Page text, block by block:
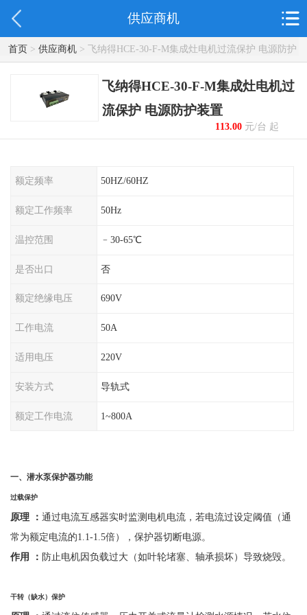
供应商机
首页> 供应商机> 飞纳得HCE-30-F-M集成灶电机过流保护 电源防护
装置
飞纳得HCE-30-F-M集成灶电机过
流保护 电源防护装置
113.00元/台 起
额定频率 50HZ/60HZ
额定工作频率 50Hz
温控范围 ﹣30-65℃
是否出口 否
额定绝缘电压 690V
工作电流 50A
适用电压 220V
安装方式 导轨式
额定工作电流 1~800A
一、 潜水泵保护器功能
过载保护
原理 ： 通过电流互感器实时监测电机电流，若电流过设定阈值（通
常为额定电流的1.1-1.5倍），保护器切断电源。
作用
： 防止电机因负载过大（如叶轮堵塞、轴承损坏）导致烧毁。
干转（缺水）保护